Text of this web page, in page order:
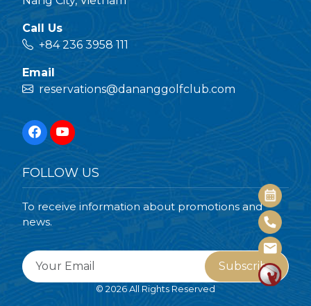
Call Us
+84 236 3958 111
Email
reservations@dananggolfclub.com
FOLLOW US
To receive information about promotions and
news.
Subscribe
© 2026 All Rights Reserved